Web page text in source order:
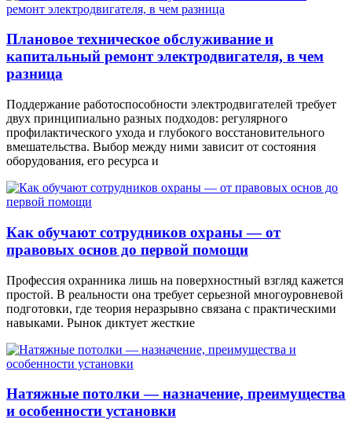
Плановое техническое обслуживание и
капитальный ремонт электродвигателя, в чем
разница
Поддержание работоспособности электродвигателей требует
двух принципиально разных подходов: регулярного
профилактического ухода и глубокого восстановительного
вмешательства. Выбор между ними зависит от состояния
оборудования, его ресурса и
Как обучают сотрудников охраны — от
правовых основ до первой помощи
Профессия охранника лишь на поверхностный взгляд кажется
простой. В реальности она требует серьезной многоуровневой
подготовки, где теория неразрывно связана с практическими
навыками. Рынок диктует жесткие
Натяжные потолки — назначение, преимущества
и особенности установки